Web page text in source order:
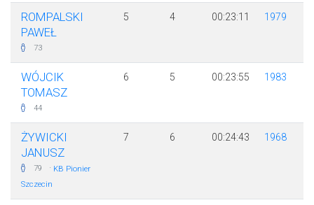
ROMPALSKI
PAWEŁ
73
5 4 00:23:11 1979
WÓJCIK
TOMASZ
44
6 5 00:23:55 1983
ŻYWICKI
JANUSZ
79 · KB Pionier
Szczecin
7 6 00:24:43 1968